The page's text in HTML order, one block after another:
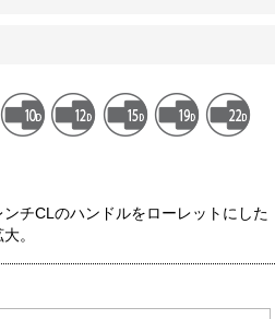
チCLのハンドルをローレットにした
。